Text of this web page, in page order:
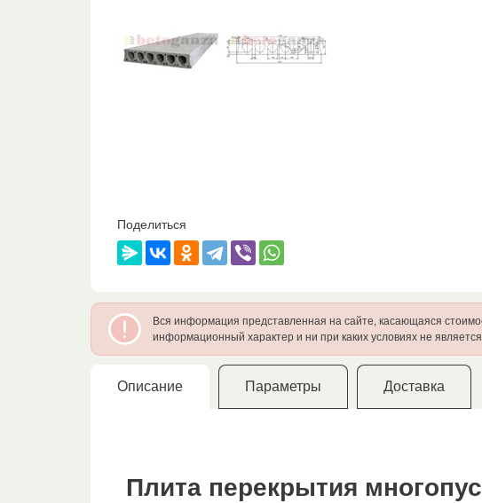
Поделиться
Вся информация представленная на сайте, касающаяся
информационный характер и ни при каких условиях не
Описание Параметры Доставка
Плита перекрытия